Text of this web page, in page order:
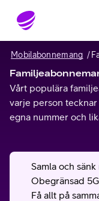
Gå till sidans
Mobilabonnemang
Vårt populära
varje person
egna nummer och
Samla och
Obegränsad
Få allt på